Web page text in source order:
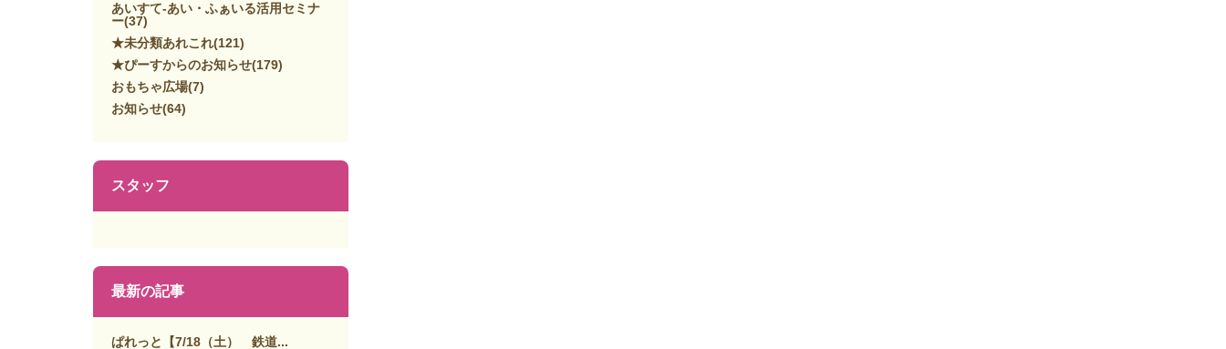
あいすて-あい・ふぁいる活用セミナ
ー(37)
★未分類あれこれ(121)
★ぴーすからのお知らせ(179)
おもちゃ広場(7)
お知らせ(64)
スタッフ
最新の記事
ぱれっと【7/18（土） 鉄道...